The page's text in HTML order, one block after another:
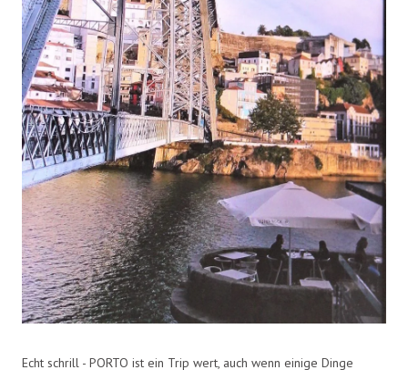
Echt schrill - PORTO ist ein Trip wert, auch wenn einige Dinge